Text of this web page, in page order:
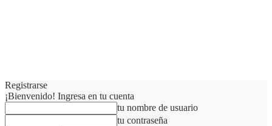
Registrarse
¡Bienvenido! Ingresa en tu cuenta
tu nombre de usuario
tu contraseña